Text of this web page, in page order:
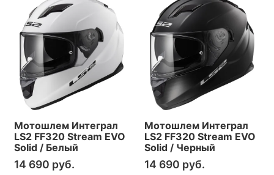
Мотошлем Интеграл
LS2 FF320 Stream EVO
Solid / Белый
14 690 руб.
Мотошлем Интеграл
LS2 FF320 Stream EVO
Solid / Черный
14 690 руб.